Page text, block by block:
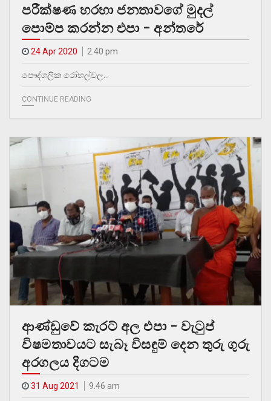
පරීක්ෂණ හරහා ජනතාවගේ මුදල්
පොම්ප කරන්න එපා – අන්තරේ
24 Apr 2020 2.40 pm
පෞද්ගලික රෝහල්වල…
CONTINUE READING
ආණ්ඩුවේ කැරට් අල එපා – වැටුප්
විෂමතාවයට සැබෑ විසඳුම් දෙන තුරු ගුරු
අරගලය දිගටම
31 Aug 2021 9.46 am